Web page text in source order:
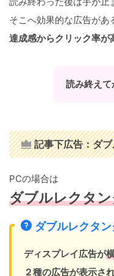
そこへ効果的な広告があ
達成感からクリック率が
読み終え
記事下広告：ダ
PCの場合は
ダブルレクタ
ダブルレクタ
ディスプレイ広告が
２種の広告が表示さ